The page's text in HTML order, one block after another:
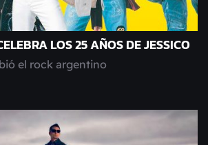
LOS 25 AÑOS DE JESSICO
el rock argentino